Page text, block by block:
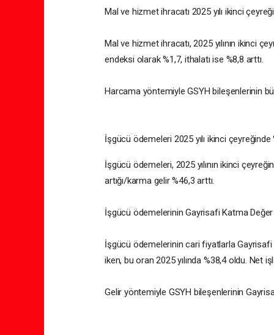
Mal ve hizmet ihracatı 2025 yılı ikinci
Mal ve hizmet ihracatı, 2025 yılının ikinci
endeksi olarak %1,7, ithalatı ise %8,8 arttı.
Harcama yöntemiyle GSYH bileşenlerinin
İşgücü ödemeleri 2025 yılı ikinci çeyreğinde
İşgücü ödemeleri, 2025 yılının ikinci
artığı/karma gelir %46,3 arttı.
İşgücü ödemelerinin Gayrisafi Katma Değer
İşgücü ödemelerinin cari fiyatlarla Gayrisafi
iken, bu oran 2025 yılında %38,4 oldu. Net
Gelir yöntemiyle GSYH bileşenlerinin